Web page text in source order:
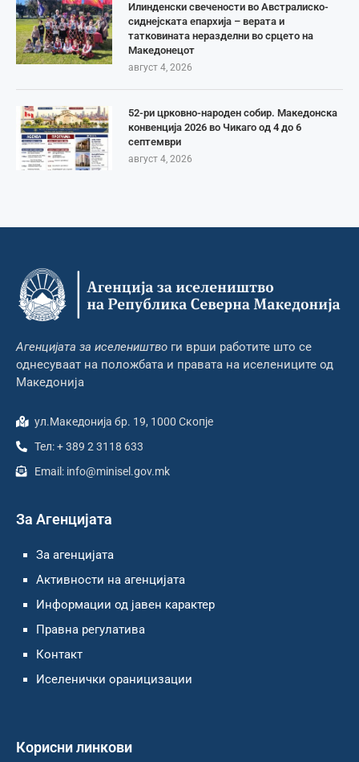
Илинденски свечености во Австралиско-
сиднејската епархија – верата и
татковината неразделни во срцето на
Македонецот
август 4, 2026
52-ри црковно-народен собир. Македонска
конвенција 2026 во Чикаго од 4 до 6
септември
август 4, 2026
Агенцијата за иселеништво ги врши работите што се
однесуваат на положбата и правата на иселениците од
Македонија
ул.Македонија бр. 19, 1000 Скопје
Тел: + 389 2 3118 633
Email: info@minisel.gov.mk
За Агенцијата
За агенцијата
Активности на агенцијата
Информации од јавен карактер
Правна регулатива
Контакт
Иселенички ораницизации
Корисни линкови